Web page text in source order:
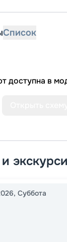
Список
доступна в
, Суббота